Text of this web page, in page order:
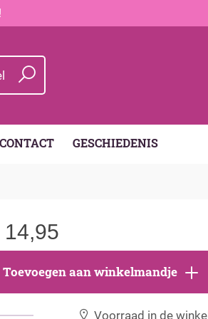
CONTACT GESCHIEDENIS
14,95
Toevoegen aan winkelmandje
Voorraad in de winkel